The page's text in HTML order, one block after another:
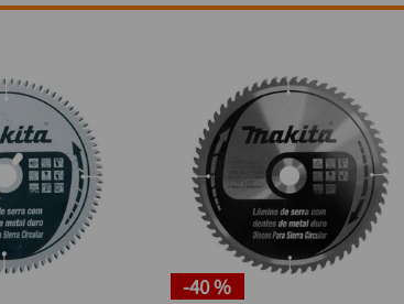
-40 %